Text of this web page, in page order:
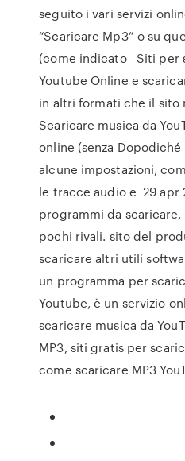
seguito i vari servizi
“Scaricare Mp3” o su
(come indicato Siti per
Youtube Online e
in altri formati che il sito
Scaricare musica da
online (senza
alcune impostazioni,
le tracce audio e 29 apr
programmi da scaricare,
pochi rivali. sito del
scaricare altri utili
un programma per
Youtube, è un servizio
scaricare musica da
MP3, siti gratis per
come scaricare MP3